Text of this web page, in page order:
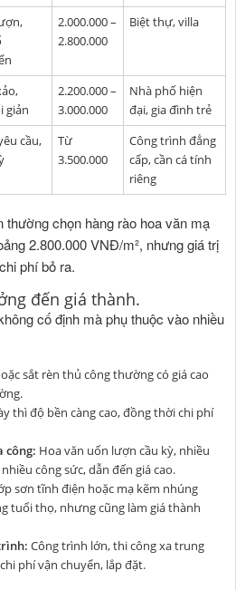
2.000.000 –
2.800.000
Biệt thự, villa
giản
2.200.000 –
3.000.000
Nhà phố hiện
đại, gia đình trẻ
cầu,
Từ
3.500.000
Công trình đẳng
cấp, cần cá tính
riêng
thường chọn hàng rào hoa văn mạ
2.800.000 VNĐ/m², nhưng giá trị
phí bỏ ra.
đến giá thành.
cố định mà phụ thuộc vào nhiều
sắt rèn thủ công thường có giá cao
thì độ bền càng cao, đồng thời chi phí
công: Hoa văn uốn lượn cầu kỳ, nhiều
công sức, dẫn đến giá cao.
sơn tĩnh điện hoặc mạ kẽm nhúng
tuổi thọ, nhưng cũng làm giá thành
Công trình lớn, thi công xa trung
phí vận chuyển, lắp đặt.